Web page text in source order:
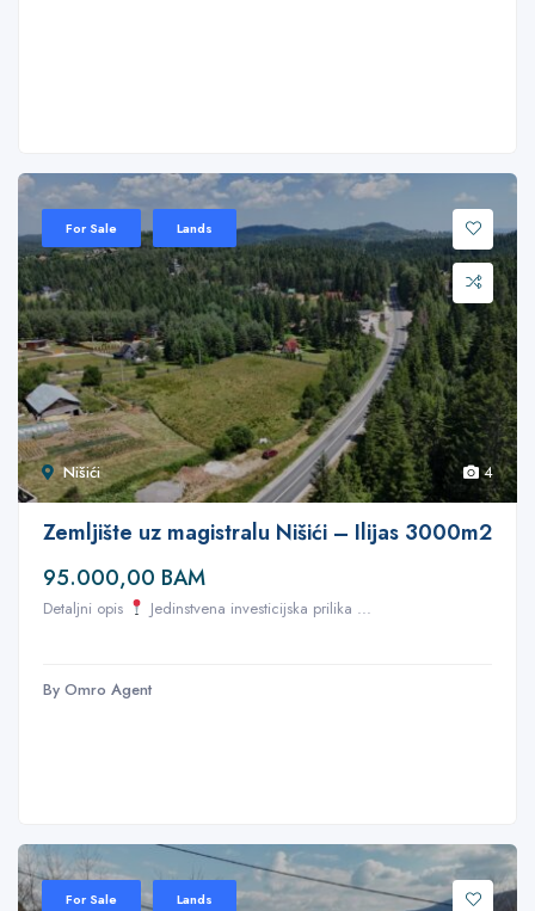
Nišići
For Sale Lands
4
Zemljište uz magistralu Nišići – Ilijas 3000m2
95.000,00 BAM
Detaljni opis Jedinstvena investicijska prilika ...
By Omro Agent
For Sale Lands